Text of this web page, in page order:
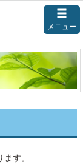
メニュー
す。